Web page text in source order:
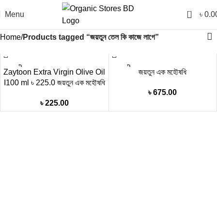
Menu 0 ৳
Home Products tagged “জয়তুন তেল কি কাজে লাগে”
SOLD
OUT
Zaytoon Extra Virgin Olive Oil
I100 ml ৳ 225.0 জয়তুন এক মহৌষধি
৳225.00
SOLD
জয়তুন এক মহৌষধি
৳675.00